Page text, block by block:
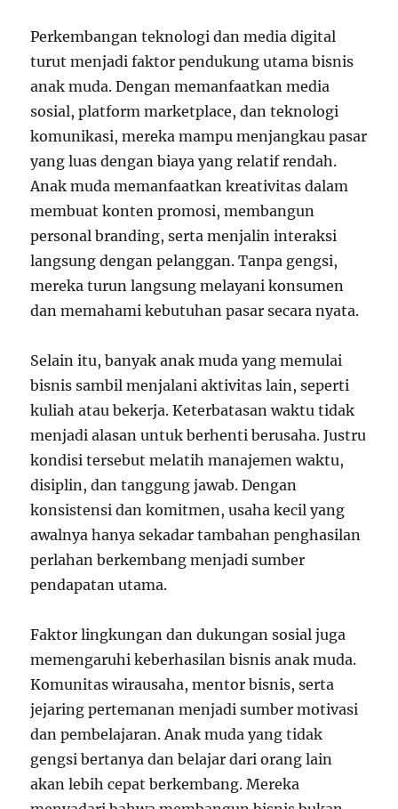
Perkembangan teknologi dan media digital
turut menjadi faktor pendukung utama bisnis
anak muda. Dengan memanfaatkan media
sosial, platform marketplace, dan teknologi
komunikasi, mereka mampu menjangkau pasar
yang luas dengan biaya yang relatif rendah.
Anak muda memanfaatkan kreativitas dalam
membuat konten promosi, membangun
personal branding, serta menjalin interaksi
langsung dengan pelanggan. Tanpa gengsi,
mereka turun langsung melayani konsumen
dan memahami kebutuhan pasar secara nyata.
Selain itu, banyak anak muda yang memulai
bisnis sambil menjalani aktivitas lain, seperti
kuliah atau bekerja. Keterbatasan waktu tidak
menjadi alasan untuk berhenti berusaha. Justru
kondisi tersebut melatih manajemen waktu,
disiplin, dan tanggung jawab. Dengan
konsistensi dan komitmen, usaha kecil yang
awalnya hanya sekadar tambahan penghasilan
perlahan berkembang menjadi sumber
pendapatan utama.
Faktor lingkungan dan dukungan sosial juga
memengaruhi keberhasilan bisnis anak muda.
Komunitas wirausaha, mentor bisnis, serta
jejaring pertemanan menjadi sumber motivasi
dan pembelajaran. Anak muda yang tidak
gengsi bertanya dan belajar dari orang lain
akan lebih cepat berkembang. Mereka